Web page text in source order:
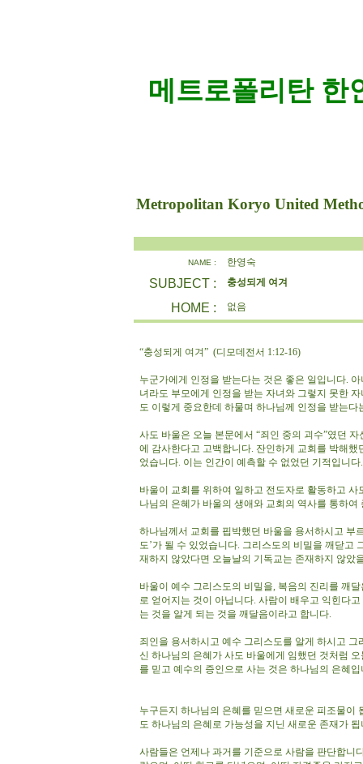
메트로폴리탄 한
Metropolitan Koryo United
NAME : 한영숙
SUBJECT : 충성되게 여겨
HOME : 없음
“충성되게 여겨” (디모데전서 1:12-16)
누군가에게 인정을 받는다는 것은 좋은 일입니다.
녀라도 부모에게 인정을 받는 자녀와 그렇지 못한
도 이렇게 중요한데 하물며 하나님께 인정을 받는
사도 바울은 오늘 본문에서 “죄인 중의 괴수”였던
에 감사한다고 고백합니다. 잔인하게 교회를 박해
었습니다. 이는 인간이 예측할 수 없었던 기적입니
바울이 교회를 위하여 일하고 전도자로 활동하고
나님의 은혜가 바울의 생애와 교회의 역사를 통하여
하나님께서 교회를 핍박했던 바울을 용서하시고 부
도’가 될 수 있었습니다. 그리스도의 비밀을 깨닫고
재하지 않았다면 오늘날의 기독교는 존재하지 않았
바울이 예수 그리스도의 비밀을, 복음의 진리를 깨
로 얻어지는 것이 아닙니다. 사람이 배우고 익힌다
는 것을 알게 되는 것을 깨달음이라고 합니다.
죄인을 용서하시고 예수 그리스도를 알게 하시고
신 하나님의 은혜가 사도 바울에게 임했던 것처럼
를 믿고 예수의 증인으로 사는 것은 하나님의 은혜
누구든지 하나님의 은혜를 믿으면 새로운 피조물이
도 하나님의 은혜로 가능성을 지닌 새로운 존재가
사람들은 언제나 과거를 기준으로 사람을 판단합니